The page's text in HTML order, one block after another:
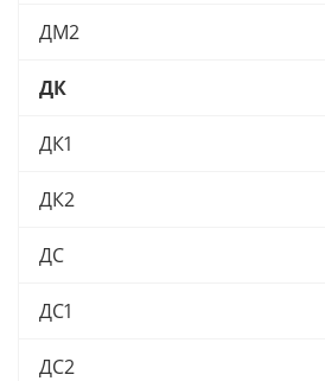
ДМ2
ДК
ДК1
ДК2
ДС
ДС1
ДС2